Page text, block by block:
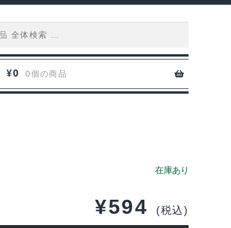
¥0 0個の商品
¥594 (税込)